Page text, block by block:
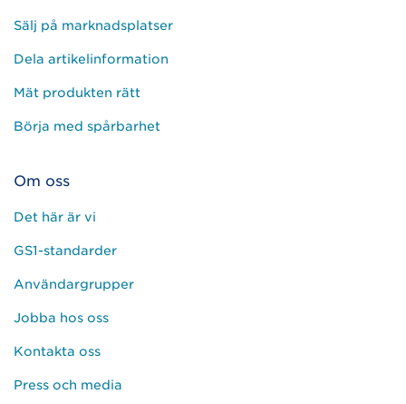
Sälj på marknadsplatser
Dela artikelinformation
Mät produkten rätt
Börja med spårbarhet
Om oss
Det här är vi
GS1-standarder
Användargrupper
Jobba hos oss
Kontakta oss
Press och media